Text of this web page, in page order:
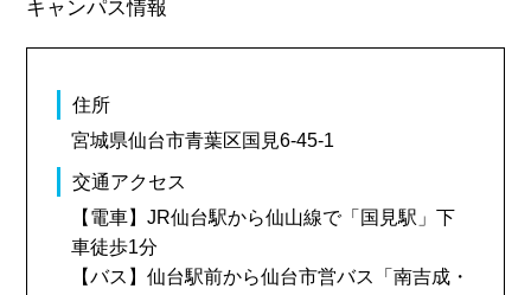
キャンパス情報
住所
宮城県仙台市青葉区国見6-45-1
交通アクセス
【電車】JR仙台駅から仙山線で「国見駅」下
車徒歩1分
【バス】仙台駅前から仙台市営バス「南吉成・